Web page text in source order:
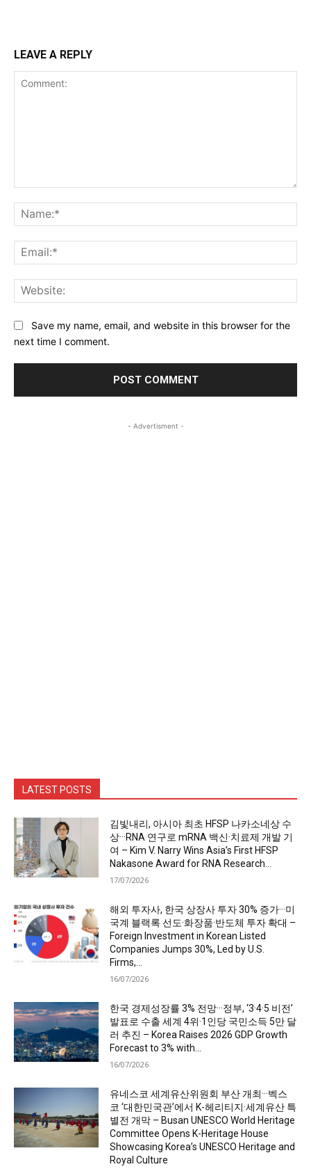
LEAVE A REPLY
Save my name, email, and website in this browser for the
next time I comment.
- Advertisment -
LATEST POSTS
김빛내리, 아시아 최초 HFSP 나카소네상 수
상···RNA 연구로 mRNA 백신·치료제 개발 기
여 – Kim V. Narry Wins Asia’s First HFSP
Nakasone Award for RNA Research...
17/07/2026
해외 투자사, 한국 상장사 투자 30% 증가···미
국계 블랙록 선도·화장품·반도체 투자 확대 –
Foreign Investment in Korean Listed
Companies Jumps 30%, Led by U.S.
Firms,...
16/07/2026
한국 경제성장률 3% 전망···정부, ‘3·4·5 비전’
발표로 수출 세계 4위·1인당 국민소득 5만 달
러 추진 – Korea Raises 2026 GDP Growth
Forecast to 3% with...
16/07/2026
유네스코 세계유산위원회 부산 개최···벡스
코 ‘대한민국관’에서 K-헤리티지·세계유산 특
별전 개막 – Busan UNESCO World Heritage
Committee Opens K-Heritage House
Showcasing Korea’s UNESCO Heritage and
Royal Culture